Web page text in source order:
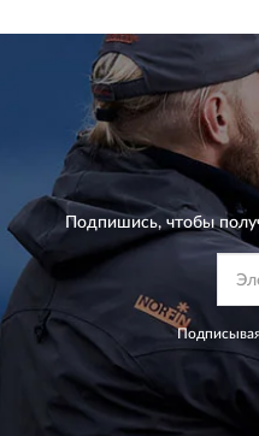
Подпишись, чтобы